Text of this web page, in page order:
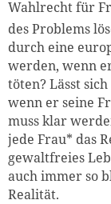
Wahlrecht für
des Problems
durch eine
werden, wenn
töten? Lässt
wenn er seine
muss klar
jede Frau* das
gewaltfreies
auch immer so
Realität.